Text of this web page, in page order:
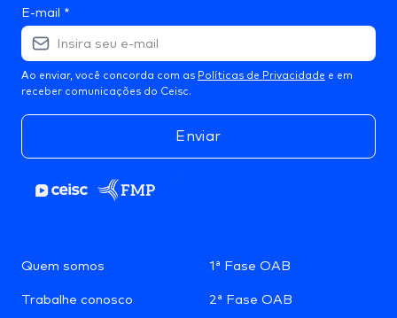
Quem somos
Trabalhe conosco
1ª Fase OAB
2ª Fase OAB
E-mail *
Ao enviar, você concorda com as Políticas de Privacidade e em
receber comunicações do Ceisc.
Enviar